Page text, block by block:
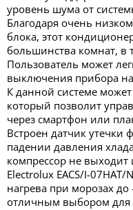
уровень шума от
Благодаря очень
блока, этот
большинства комнат, в
Пользователь может
выключения прибора на
К данной системе
который позволит
через смартфон или
Встроен датчик утечки
падении давления
компрессор не выходит
Electrolux EACS/I-
нагрева при морозах до
отличным выбором для